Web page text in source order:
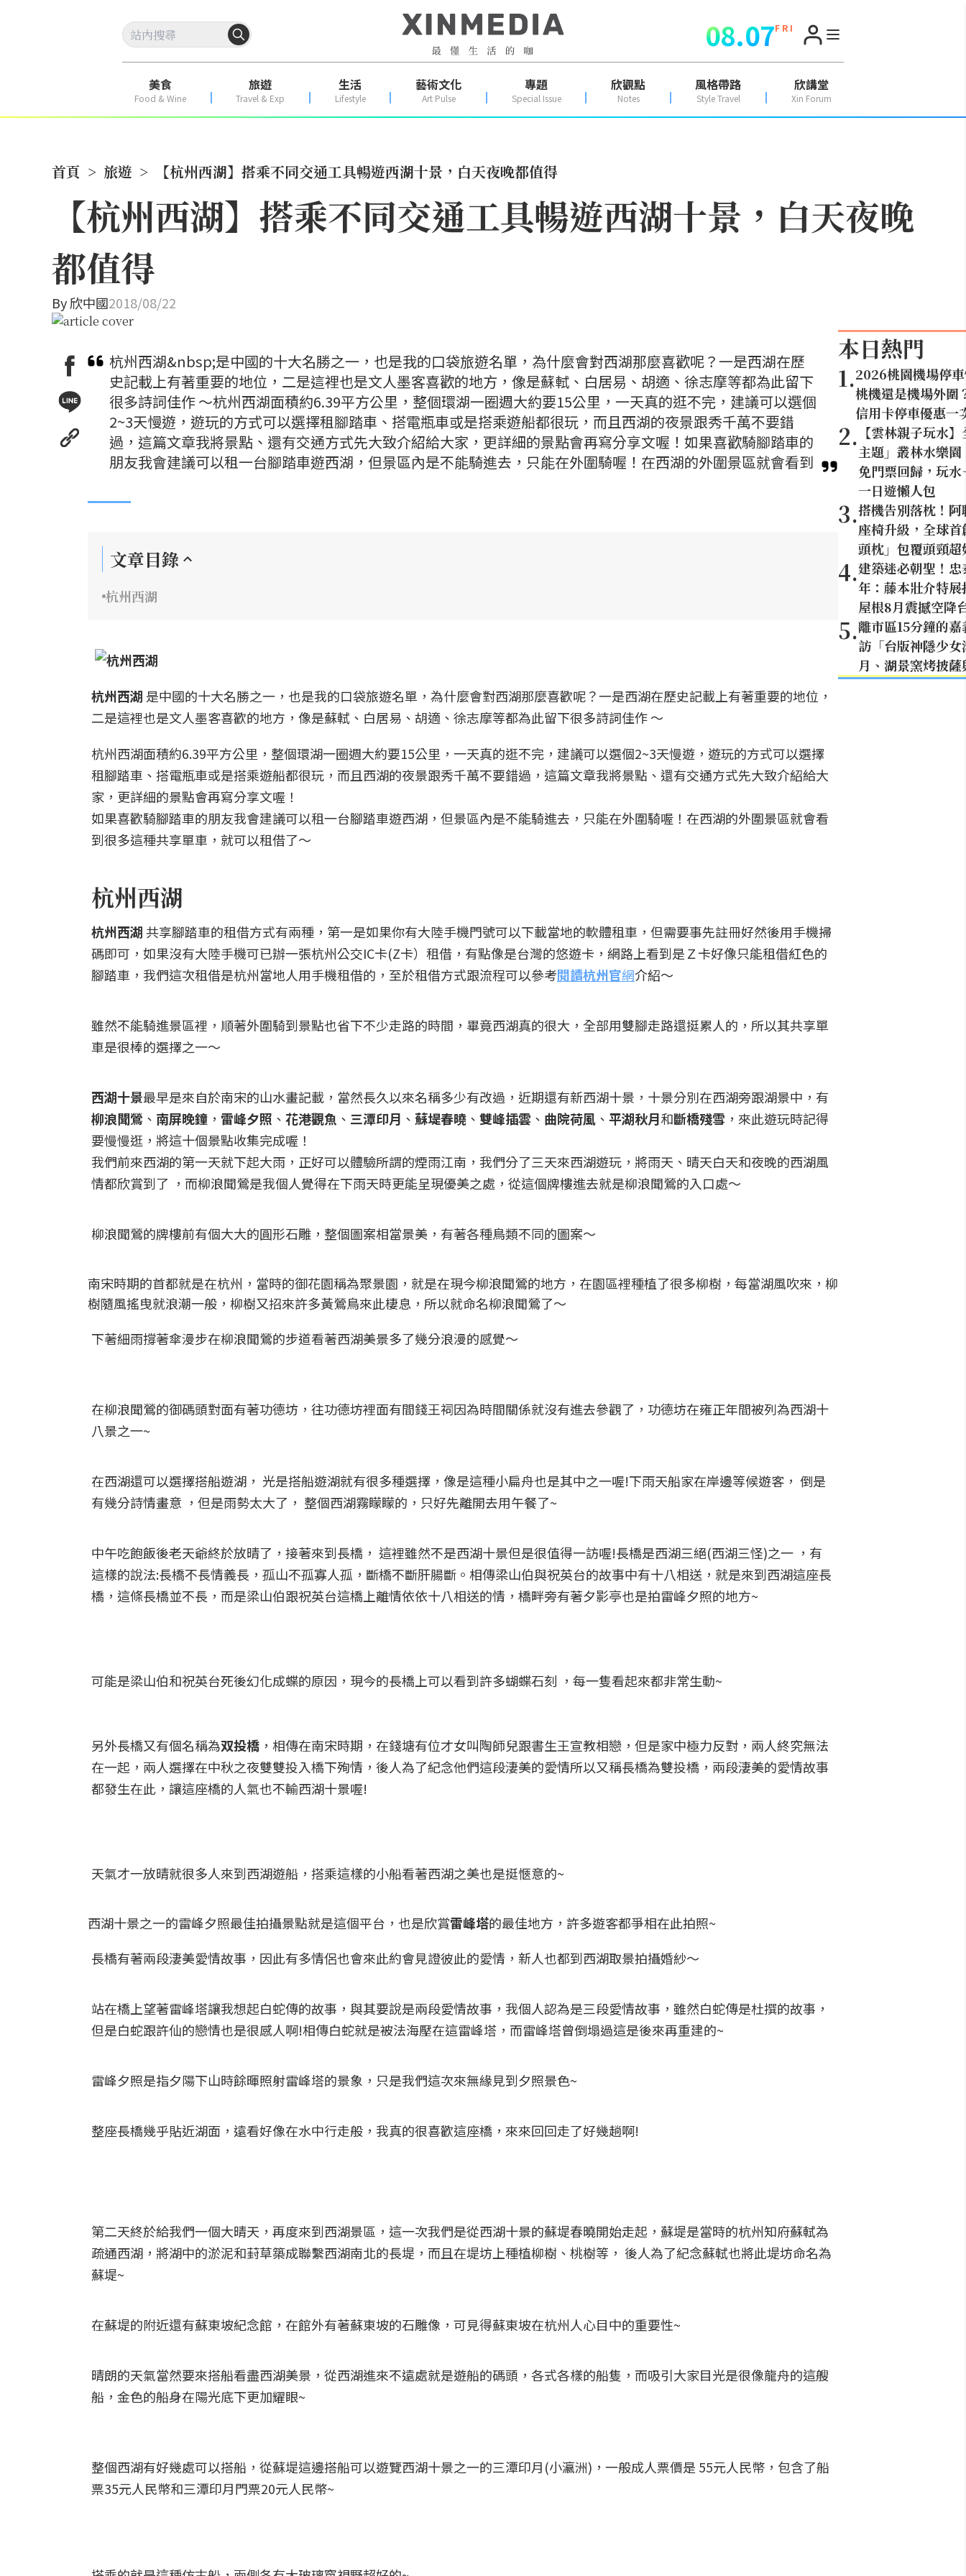
08.07F R I
美食
Food & Wine
旅遊
Travel & Exp
生活
Lifestyle
藝術文化
Art Pulse
專題
Special Issue
欣觀點
Notes
風格帶路
Style Travel
欣講堂
Xin Forum
首頁 > 旅遊 > 【杭州西湖】搭乘不同交通工具暢遊西湖十景，白天夜晚都值得
【杭州西湖】搭乘不同交通工具暢遊西湖十景，白天夜晚
都值得
By欣中國2018/08/22
杭州西湖&nbsp;是中國的十大名勝之一，也是我的口袋旅遊名單，為什麼會對西湖那麼喜歡呢？一是西湖在歷
史記載上有著重要的地位，二是這裡也是文人墨客喜歡的地方，像是蘇軾、白居易、胡適、徐志摩等都為此留下
很多詩詞佳作 ～杭州西湖面積約6.39平方公里，整個環湖一圈週大約要15公里，一天真的逛不完，建議可以選個
2~3天慢遊，遊玩的方式可以選擇租腳踏車、搭電瓶車或是搭乘遊船都很玩，而且西湖的夜景跟秀千萬不要錯
過，這篇文章我將景點、還有交通方式先大致介紹給大家，更詳細的景點會再寫分享文喔！如果喜歡騎腳踏車的
朋友我會建議可以租一台腳踏車遊西湖，但景區內是不能騎進去，只能在外圍騎喔！在西湖的外圍景區就會看到
文章目錄
杭州西湖
杭州西湖 是中國的十大名勝之一，也是我的口袋旅遊名單，為什麼會對西湖那麼喜歡呢？一是西湖在歷史記載上有著重要的地位，
二是這裡也是文人墨客喜歡的地方，像是蘇軾、白居易、胡適、徐志摩等都為此留下很多詩詞佳作 ～
杭州西湖面積約6.39平方公里，整個環湖一圈週大約要15公里，一天真的逛不完，建議可以選個2~3天慢遊，遊玩的方式可以選擇
租腳踏車、搭電瓶車或是搭乘遊船都很玩，而且西湖的夜景跟秀千萬不要錯過，這篇文章我將景點、還有交通方式先大致介紹給大
家，更詳細的景點會再寫分享文喔！
如果喜歡騎腳踏車的朋友我會建議可以租一台腳踏車遊西湖，但景區內是不能騎進去，只能在外圍騎喔！在西湖的外圍景區就會看
到很多這種共享單車，就可以租借了～
杭州西湖
杭州西湖共享腳踏車的租借方式有兩種，第一是如果你有大陸手機門號可以下載當地的軟體租車，但需要事先註冊好然後用手機掃
碼即可，如果沒有大陸手機可已辦一張杭州公交IC卡(Z卡）租借，有點像是台灣的悠遊卡，網路上看到是Ｚ卡好像只能租借紅色的
腳踏車，我們這次租借是杭州當地人用手機租借的，至於租借方式跟流程可以參考閱讀杭州官網介紹～
雖然不能騎進景區裡，順著外圍騎到景點也省下不少走路的時間，畢竟西湖真的很大，全部用雙腳走路還挺累人的，所以其共享單
車是很棒的選擇之一～
西湖十景最早是來自於南宋的山水畫記載，當然長久以來名稱多少有改過，近期還有新西湖十景，十景分別在西湖旁跟湖景中，有
柳浪聞鶯 、 南屏晚鐘 ， 雷峰夕照 、 花港觀魚 、 三潭印月 、 蘇堤春曉 、 雙峰插雲 、 曲院荷風 、 平湖秋月和斷橋殘雪 ，來此遊玩時記得
要慢慢逛，將這十個景點收集完成喔！
我們前來西湖的第一天就下起大雨，正好可以體驗所謂的煙雨江南，我們分了三天來西湖遊玩，將雨天、晴天白天和夜晚的西湖風
情都欣賞到了 ，而柳浪聞鶯是我個人覺得在下雨天時更能呈現優美之處，從這個牌樓進去就是柳浪聞鶯的入口處～
柳浪聞鶯的牌樓前有個大大的圓形石雕，整個圖案相當景美，有著各種鳥類不同的圖案～
南宋時期的首都就是在杭州，當時的御花園稱為聚景園，就是在現今柳浪聞鶯的地方，在園區裡種植了很多柳樹，每當湖風吹來，柳
樹隨風搖曳就浪潮一般，柳樹又招來許多黃鶯鳥來此棲息，所以就命名柳浪聞鶯了～
下著細雨撐著傘漫步在柳浪聞鶯的步道看著西湖美景多了幾分浪漫的感覺～
在柳浪聞鶯的御碼頭對面有著功德坊，往功德坊裡面有間錢王祠因為時間關係就沒有進去參觀了，功德坊在雍正年間被列為西湖十
八景之一~
在西湖還可以選擇搭船遊湖， 光是搭船遊湖就有很多種選擇，像是這種小扁舟也是其中之一喔!下雨天船家在岸邊等候遊客， 倒是
有幾分詩情畫意 ，但是雨勢太大了， 整個西湖霧矇矇的，只好先離開去用午餐了~
中午吃飽飯後老天爺終於放晴了，接著來到長橋， 這裡雖然不是西湖十景但是很值得一訪喔!長橋是西湖三絕(西湖三怪)之一 ，有
這樣的說法:長橋不長情義長，孤山不孤寡人孤，斷橋不斷肝腸斷。相傳梁山伯與祝英台的故事中有十八相送，就是來到西湖這座長
橋，這條長橋並不長，而是梁山伯跟祝英台這橋上離情依依十八相送的情，橋畔旁有著夕影亭也是拍雷峰夕照的地方~
可能是梁山伯和祝英台死後幻化成蝶的原因，現今的長橋上可以看到許多蝴蝶石刻 ，每一隻看起來都非常生動~
另外長橋又有個名稱為双投橋 ，相傳在南宋時期，在錢塘有位才女叫陶師兒跟書生王宣教相戀，但是家中極力反對，兩人終究無法
在一起，兩人選擇在中秋之夜雙雙投入橋下殉情，後人為了紀念他們這段淒美的愛情所以又稱長橋為雙投橋，兩段淒美的愛情故事
都發生在此，讓這座橋的人氣也不輸西湖十景喔!
天氣才一放晴就很多人來到西湖遊船，搭乘這樣的小船看著西湖之美也是挺愜意的~
西湖十景之一的雷峰夕照最佳拍攝景點就是這個平台，也是欣賞雷峰塔的最佳地方，許多遊客都爭相在此拍照~
長橋有著兩段淒美愛情故事，因此有多情侶也會來此約會見證彼此的愛情，新人也都到西湖取景拍攝婚紗～
站在橋上望著雷峰塔讓我想起白蛇傳的故事，與其要說是兩段愛情故事，我個人認為是三段愛情故事，雖然白蛇傳是杜撰的故事，
但是白蛇跟許仙的戀情也是很感人啊!相傳白蛇就是被法海壓在這雷峰塔，而雷峰塔曾倒塌過這是後來再重建的~
雷峰夕照是指夕陽下山時餘暉照射雷峰塔的景象，只是我們這次來無緣見到夕照景色~
整座長橋幾乎貼近湖面，遠看好像在水中行走般，我真的很喜歡這座橋，來來回回走了好幾趟啊!
第二天終於給我們一個大晴天，再度來到西湖景區，這一次我們是從西湖十景的蘇堤春曉開始走起，蘇堤是當時的杭州知府蘇軾為
疏通西湖，將湖中的淤泥和葑草築成聯繫西湖南北的長堤，而且在堤坊上種植柳樹、桃樹等， 後人為了紀念蘇軾也將此堤坊命名為
蘇堤~
在蘇堤的附近還有蘇東坡紀念館，在館外有著蘇東坡的石雕像，可見得蘇東坡在杭州人心目中的重要性~
晴朗的天氣當然要來搭船看盡西湖美景，從西湖進來不遠處就是遊船的碼頭，各式各樣的船隻，而吸引大家目光是很像龍舟的這艘
船，金色的船身在陽光底下更加耀眼~
整個西湖有好幾處可以搭船，從蘇堤這邊搭船可以遊覽西湖十景之一的三潭印月(小瀛洲)，一般成人票價是 55元人民幣，包含了船
票35元人民幣和三潭印月門票20元人民幣~
本日熱門
1.2026桃園機場停
桃機還是機場外圍
信用卡停車優惠一
2. 【雲林親子玩水
主題」叢林水樂
免門票回歸，玩
一日遊懶人包
3.搭機告別落枕！
座椅升級，全球
頭枕」包覆頭頸超
4.建築迷必朝聖！
年：藤本壯介特
屋根8月震撼空降
5.離市區15分鐘的
訪「台版神隱少
月、湖景窯烤披